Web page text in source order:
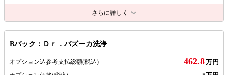
さらに詳しく
Bパック：Ｄｒ．バズーカ洗浄
オプション込参考支払総額(税込) 462.8万円